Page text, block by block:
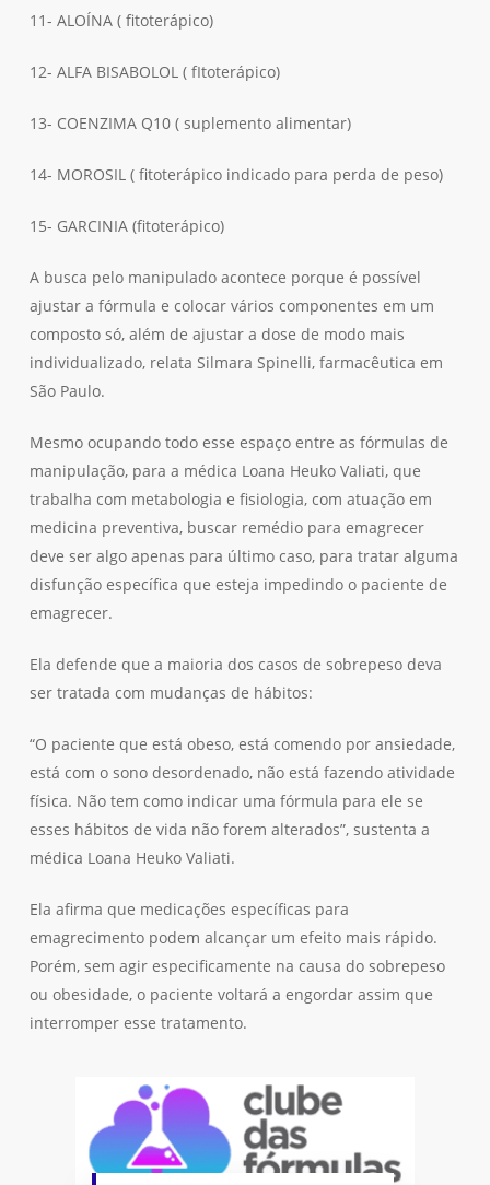
Nenhum produto no carrinho.
Go To Shop
11- ALOÍNA ( fitoterápico)
12- ALFA BISABOLOL ( fItoterápico)
13- COENZIMA Q10 ( suplemento alimentar)
14- MOROSIL ( fitoterápico indicado para perda de peso)
15- GARCINIA (fitoterápico)
A busca pelo manipulado acontece porque é possível
ajustar a fórmula e colocar vários componentes em um
composto só, além de ajustar a dose de modo mais
individualizado, relata Silmara Spinelli, farmacêutica em
São Paulo.
Mesmo ocupando todo esse espaço entre as fórmulas de
manipulação, para a médica Loana Heuko Valiati, que
trabalha com metabologia e fisiologia, com atuação em
medicina preventiva, buscar remédio para emagrecer
deve ser algo apenas para último caso, para tratar alguma
disfunção específica que esteja impedindo o paciente de
emagrecer.
Ela defende que a maioria dos casos de sobrepeso deva
ser tratada com mudanças de hábitos:
“O paciente que está obeso, está comendo por ansiedade,
está com o sono desordenado, não está fazendo atividade
física. Não tem como indicar uma fórmula para ele se
esses hábitos de vida não forem alterados”, sustenta a
médica Loana Heuko Valiati.
Ela afirma que medicações específicas para
emagrecimento podem alcançar um efeito mais rápido.
Porém, sem agir especificamente na causa do sobrepeso
ou obesidade, o paciente voltará a engordar assim que
interromper esse tratamento.